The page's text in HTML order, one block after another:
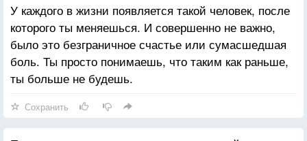
У каждого в жизни появляется такой человек, после
которого ты меняешься. И совершенно не важно,
было это безграничное счастье или сумасшедшая
боль. Ты просто понимаешь, что таким как раньше,
ты больше не будешь.
Сохранить